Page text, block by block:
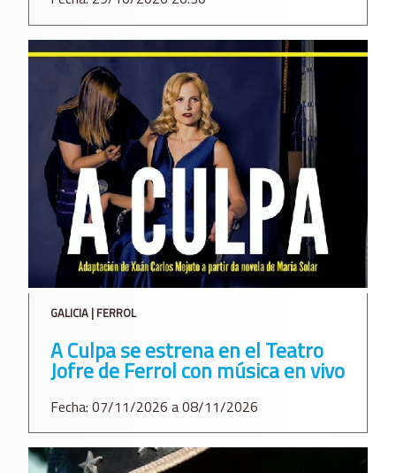
GALICIA | FERROL
A Culpa se estrena en el Teatro
Jofre de Ferrol con música en vivo
Fecha: 07/11/2026 a 08/11/2026